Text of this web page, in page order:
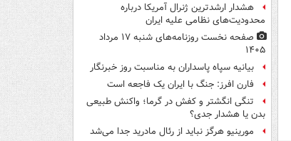
هشدار ارشدترین ژنرال آمریکا درباره
محدودیت‌های نظامی علیه ایران
صفحه نخست روزنامه‌های شنبه ۱۷ مرداد
۱۴۰۵
بیانیه سپاه پاسداران به مناسبت روز خبرنگار
فارن افرز: جنگ با ایران یک فاجعه است
تنگی انگشتر و کفش در گرما؛ واکنش طبیعی
بدن یا هشدار جدی؟
مورینیو هرگز نباید از رئال مادرید جدا می‌شد